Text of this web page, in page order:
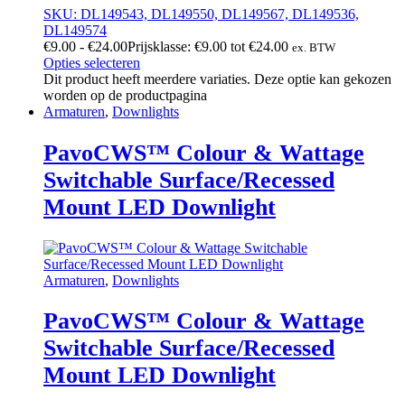
SKU: DL149543, DL149550, DL149567, DL149536,
DL149574
€9.00 - €24.00Prijsklasse: €9.00 tot €24.00 ex. BTW
Opties selecteren
Dit product heeft meerdere variaties. Deze optie kan gekozen
worden op de productpagina
Armaturen, Downlights
PavoCWS™ Colour & Wattage
Switchable Surface/Recessed
Mount LED Downlight
Armaturen, Downlights
PavoCWS™ Colour & Wattage
Switchable Surface/Recessed
Mount LED Downlight